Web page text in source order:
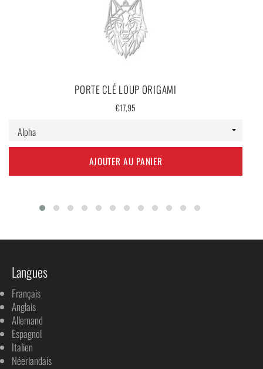
PORTE CLÉ LOUP ORIGAMI
Prix
€17,95
AJOUTER AU PANIER
Langues
Français
Anglais
Allemand
Espagnol
Italien
Néerlandais